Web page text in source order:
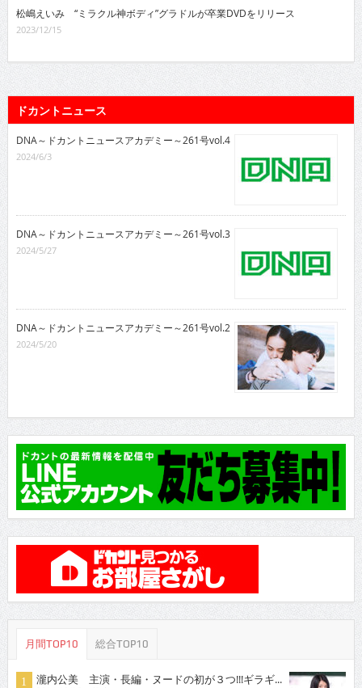
松嶋えいみ “ミラクル神ボディ”グラドルが卒業DVDをリリース
2023/12/15
ドカントニュース
DNA～ドカントニュースアカデミー～261号vol.4
2024/6/3
DNA～ドカントニュースアカデミー～261号vol.3
2024/5/27
DNA～ドカントニュースアカデミー～261号vol.2
2024/5/20
月間TOP10 総合TOP10
瀧内公美 主演・長編・ヌードの初が３つ!!!ギラギ...